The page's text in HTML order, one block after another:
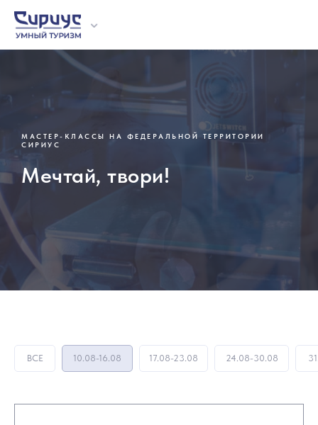
О проекте
Отзывы
Экскурсии
Мастер-
МАСТЕР-КЛАССЫ НА ФЕДЕРАЛЬНОЙ ТЕРРИТОРИИ
СИРИУС
Мечтай, твори!
24.08-30.08
17.08-23.08
10.08-16.08
ВСЕ